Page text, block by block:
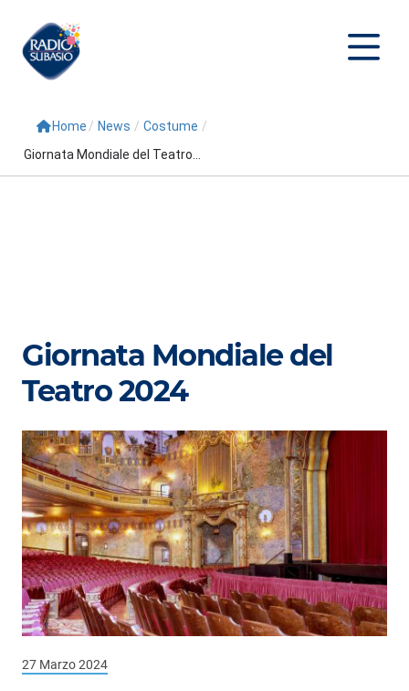
Cerca
Conduttori
Repliche
3xTe
Interviste
Playlist
Novità
Subasio Playlist
Web Radio
Radio Subasio
Home / News / Costume /
Giornata Mondiale del Teatro...
Giornata Mondiale del
Teatro 2024
27 Marzo 2024